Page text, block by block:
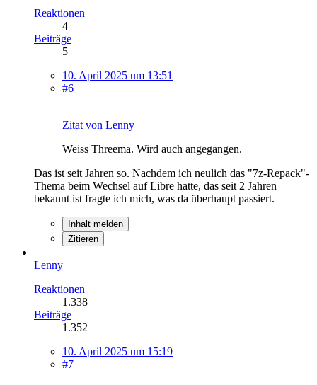
Reaktionen
4
Beiträge
5
10. April 2025 um 13:51
#6
Zitat von Lenny
Weiss Threema. Wird auch angegangen.
Das ist seit Jahren so. Nachdem ich neulich das "7z-Repack"-
Thema beim Wechsel auf Libre hatte, das seit 2 Jahren
bekannt ist fragte ich mich, was da überhaupt passiert.
Inhalt melden
Zitieren
Lenny
Reaktionen
1.338
Beiträge
1.352
10. April 2025 um 15:19
#7